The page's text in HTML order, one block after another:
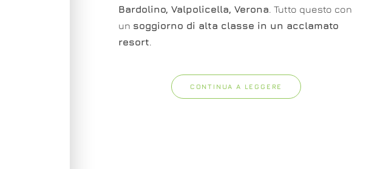
Bardolino, Valpolicella, Verona. Tutto questo con
un soggiorno di alta classe in un acclamato
resort.
CONTINUA A LEGGERE